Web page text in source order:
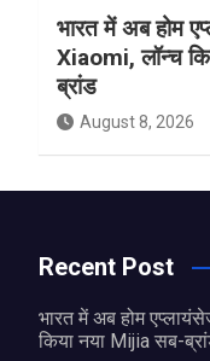
भारत में अब होम
Xiaomi, लॉन्च
ब्रांड
August 8, 2026
Recent Post
भारत में अब होम
किया नया Mijia सब-